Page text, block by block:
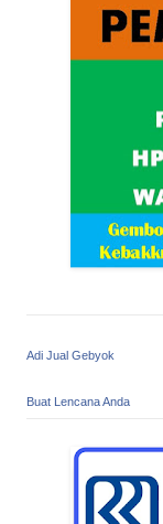
Adi Jual Gebyok
Buat Lencana Anda